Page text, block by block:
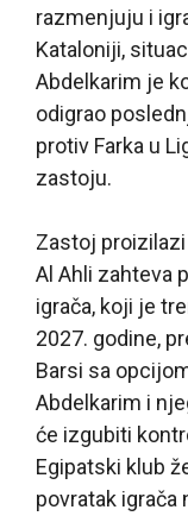
razmenjuju i
Kataloniji,
Abdelkarim je
odigrao
protiv Farka u
zastoju.
Zastoj
Al Ahli zahteva
igrača, koji je
2027. godine,
Barsi sa
Abdelkarim i
će izgubiti
Egipatski klub
povratak igrača